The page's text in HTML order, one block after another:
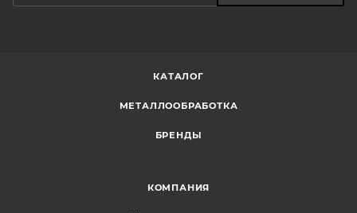
КАТАЛОГ
МЕТАЛЛООБРАБОТКА
БРЕНДЫ
КОМПАНИЯ